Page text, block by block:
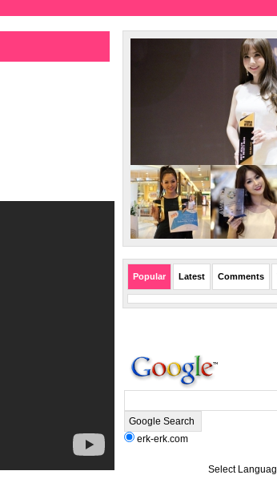
Popular Latest Comments
erk-erk.com
Select